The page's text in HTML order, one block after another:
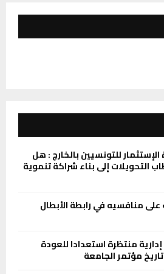
للتونسيين بالخارج : هل
إلى بناء شراكة تنموية
منافسيه في رابطة الأبطال
منتظرة استعدادا للعودة
مؤتمر الجامعة